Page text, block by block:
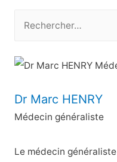
c
e
r
h
Dr Marc HENRY
Médecin généraliste
Le médecin